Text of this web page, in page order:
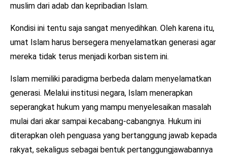
muslim dari adab dan kepribadian Islam.
Kondisi ini tentu saja sangat menyedihkan. Oleh karena itu,
umat Islam harus bersegera menyelamatkan generasi agar
mereka tidak terus menjadi korban sistem ini.
Islam memiliki paradigma berbeda dalam menyelamatkan
generasi. Melalui institusi negara, Islam menerapkan
seperangkat hukum yang mampu menyelesaikan masalah
mulai dari akar sampai kecabang-cabangnya. Hukum ini
diterapkan oleh penguasa yang bertanggung jawab kepada
rakyat, sekaligus sebagai bentuk pertanggungjawabannya